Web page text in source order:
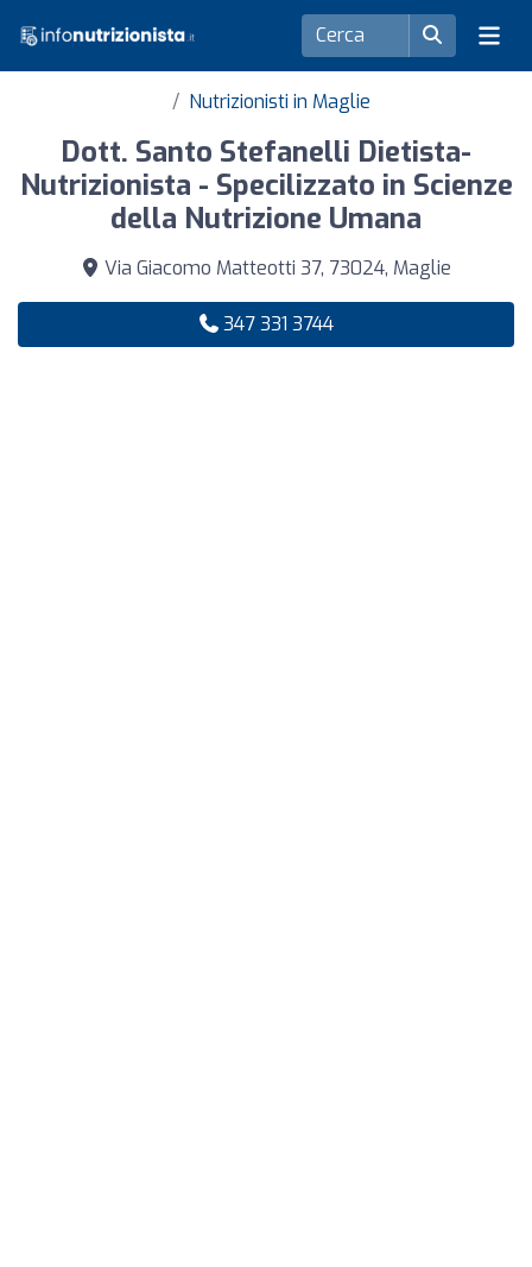
Nutrizionisti in Maglie
Dott. Santo Stefanelli Dietista-
Nutrizionista - Specilizzato in Scienze
della Nutrizione Umana
Via Giacomo Matteotti 37, 73024, Maglie
347 331 3744